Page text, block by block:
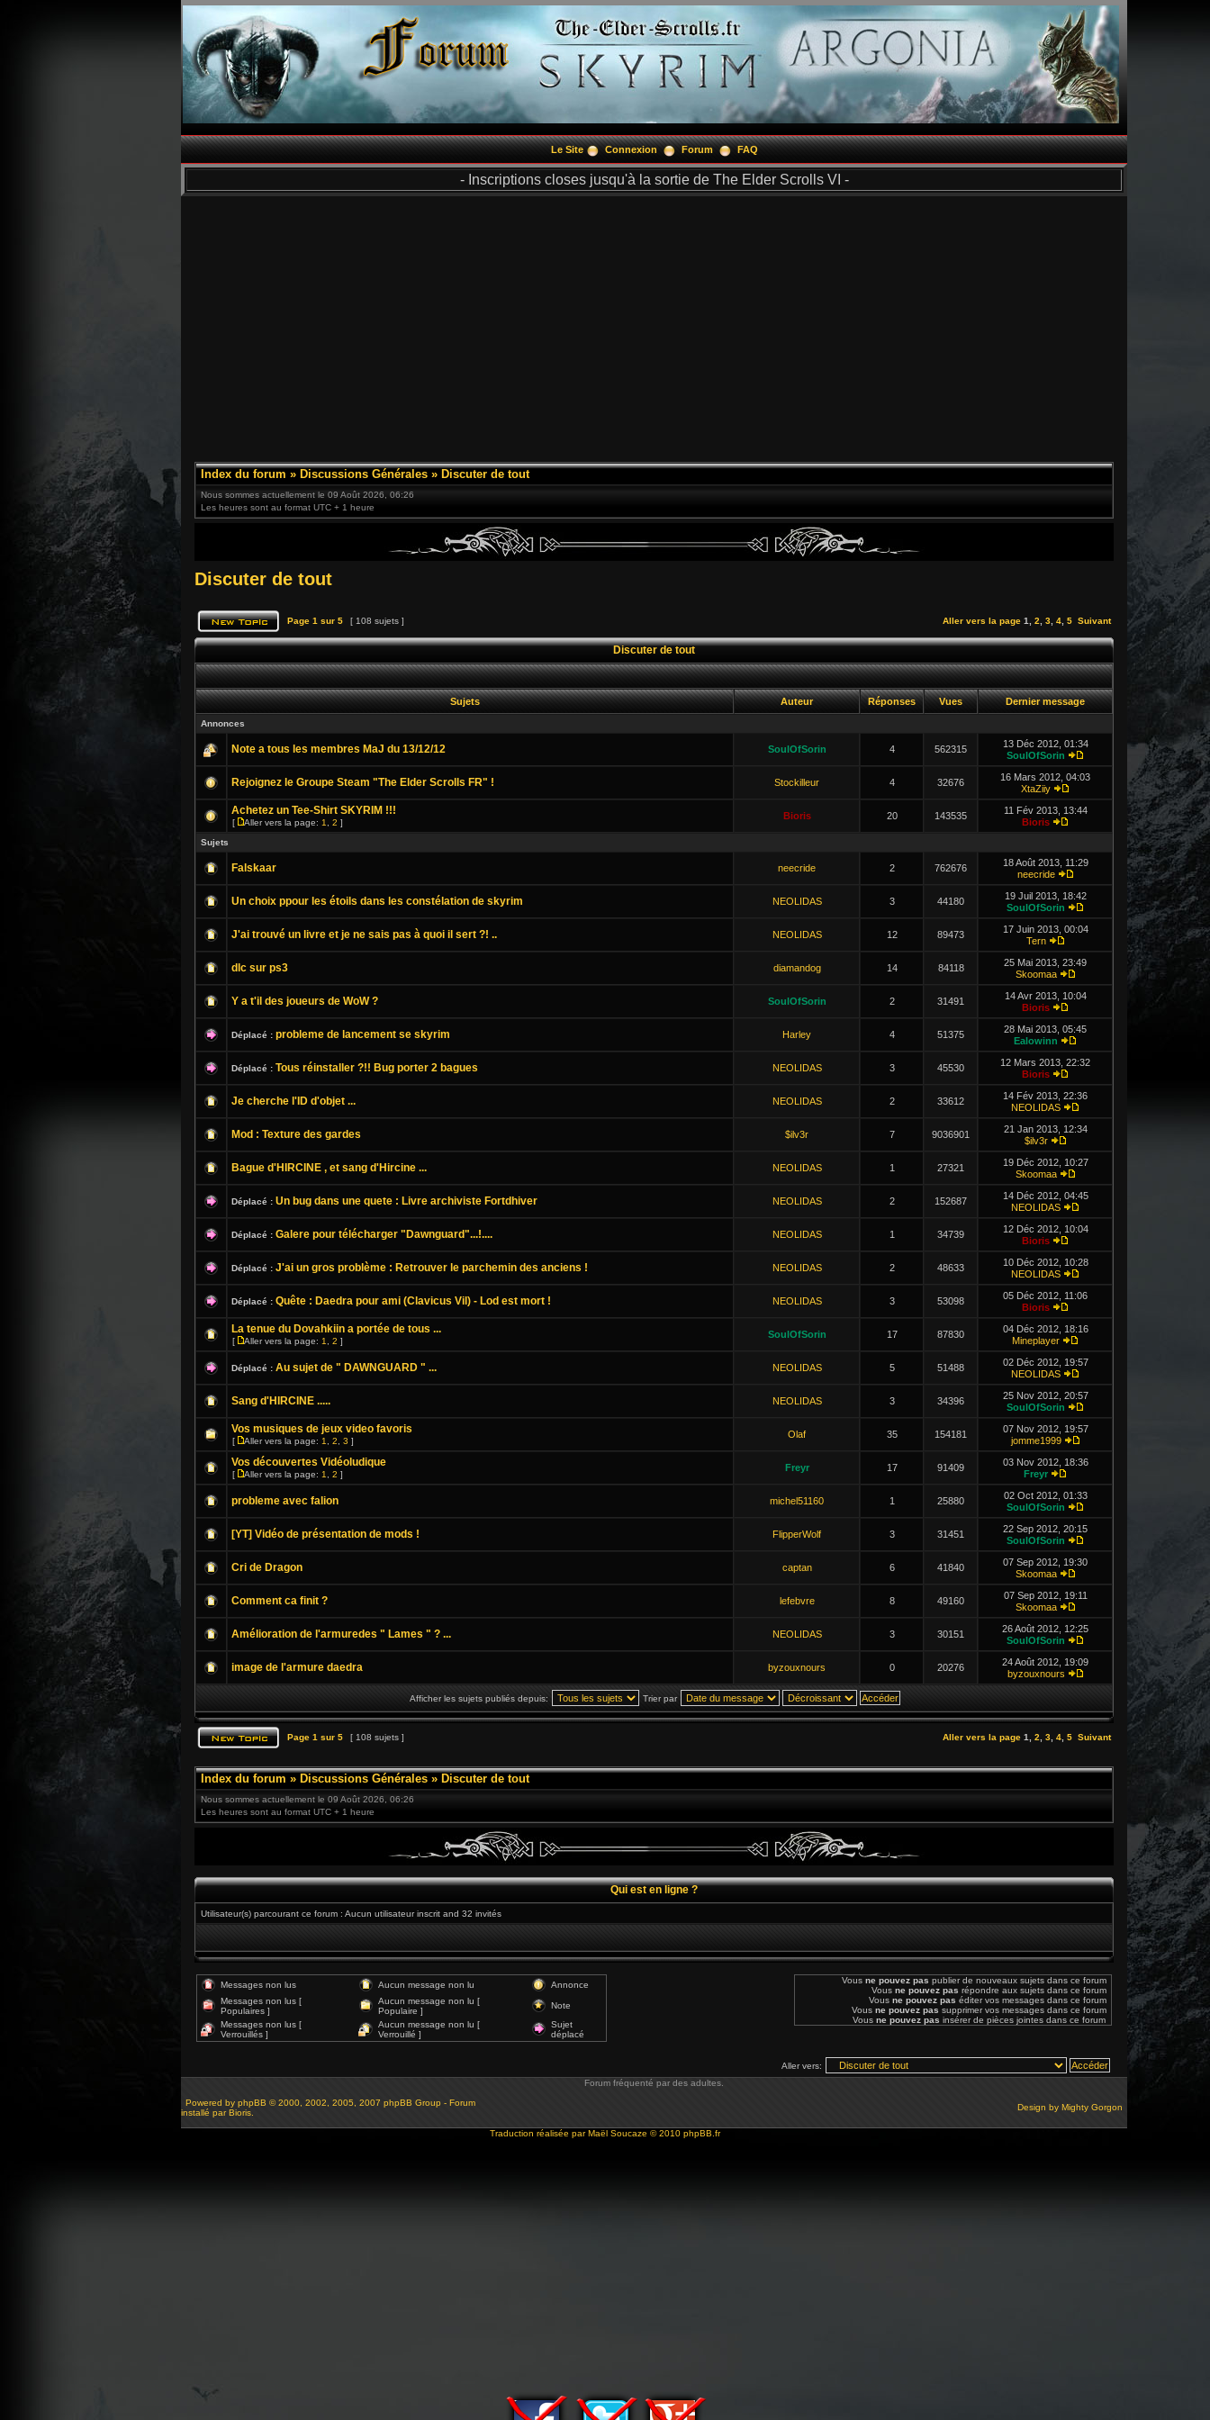
Le Site Connexion Forum FAQ
- Inscriptions closes jusqu'à la sortie de The Elder Scrolls VI -
Index du forum » Discussions Générales » Discuter de tout
Nous sommes actuellement le 09 Août 2026, 06:26
Les heures sont au format UTC + 1 heure
Discuter de tout
Page 1 sur 5 [ 108 sujets ] Aller vers la page 1 2 3 4 5 Suivant
Discuter de tout
Sujets Auteur Réponses Vues Dernier message
Annonces
Note a tous les membres MaJ du 13/12/12 SoulOfSorin 4 562315
13 Déc 2012, 01:34
SoulOfSorin
Rejoignez le Groupe Steam "The Elder Scrolls FR" ! Stockilleur 4 32676
16 Mars 2012, 04:03
XtaZiiy
Achetez un Tee-Shirt SKYRIM !!!
[ Aller vers la page: 1 2 ]
Bioris 20 143535
11 Fév 2013, 13:44
Bioris
Sujets
Falskaar neecride 2 762676
18 Août 2013, 11:29
neecride
Un choix ppour les étoils dans les constélation de skyrim NEOLIDAS 3 44180
19 Juil 2013, 18:42
SoulOfSorin
J'ai trouvé un livre et je ne sais pas à quoi il sert ?! .. NEOLIDAS 12 89473
17 Juin 2013, 00:04
Tern
dlc sur ps3 diamandog 14 84118
25 Mai 2013, 23:49
Skoomaa
Y a t'il des joueurs de WoW ? SoulOfSorin 2 31491
14 Avr 2013, 10:04
Bioris
Déplacé : probleme de lancement se skyrim Harley 4 51375
28 Mai 2013, 05:45
Ealowinn
Déplacé : Tous réinstaller ?!! Bug porter 2 bagues NEOLIDAS 3 45530
12 Mars 2013, 22:32
Bioris
Je cherche l'ID d'objet ... NEOLIDAS 2 33612
14 Fév 2013, 22:36
NEOLIDAS
Mod : Texture des gardes $ilv3r 7 9036901
21 Jan 2013, 12:34
$ilv3r
Bague d'HIRCINE , et sang d'Hircine ... NEOLIDAS 1 27321
19 Déc 2012, 10:27
Skoomaa
Déplacé : Un bug dans une quete : Livre archiviste Fortdhiver NEOLIDAS 2 152687
14 Déc 2012, 04:45
NEOLIDAS
Déplacé : Galere pour télécharger "Dawnguard"...!.... NEOLIDAS 1 34739
12 Déc 2012, 10:04
Bioris
Déplacé : J'ai un gros problème : Retrouver le parchemin des anciens ! NEOLIDAS 2 48633
10 Déc 2012, 10:28
NEOLIDAS
Déplacé : Quête : Daedra pour ami (Clavicus Vil) - Lod est mort ! NEOLIDAS 3 53098
05 Déc 2012, 11:06
Bioris
La tenue du Dovahkiin a portée de tous ...
[ Aller vers la page: 1 2 ]
SoulOfSorin 17 87830
04 Déc 2012, 18:16
Mineplayer
Déplacé : Au sujet de " DAWNGUARD " ... NEOLIDAS 5 51488
02 Déc 2012, 19:57
NEOLIDAS
Sang d'HIRCINE ..... NEOLIDAS 3 34396
25 Nov 2012, 20:57
SoulOfSorin
Vos musiques de jeux video favoris
[ Aller vers la page: 1 2 3 ]
Olaf 35 154181
07 Nov 2012, 19:57
jomme1999
Vos découvertes Vidéoludique
[ Aller vers la page: 1 2 ]
Freyr 17 91409
03 Nov 2012, 18:36
Freyr
probleme avec falion michel51160 1 25880
02 Oct 2012, 01:33
SoulOfSorin
[YT] Vidéo de présentation de mods ! FlipperWolf 3 31451
22 Sep 2012, 20:15
SoulOfSorin
Cri de Dragon captan 6 41840
07 Sep 2012, 19:30
Skoomaa
Comment ca finit ? lefebvre 8 49160
07 Sep 2012, 19:11
Skoomaa
Amélioration de l'armuredes " Lames " ? ... NEOLIDAS 3 30151
26 Août 2012, 12:25
SoulOfSorin
image de l'armure daedra byzouxnours 0 20276
24 Août 2012, 19:09
byzouxnours
Afficher les sujets publiés depuis: Trier par
Page 1 sur 5 [ 108 sujets ] Aller vers la page 1 2 3 4 5 Suivant
Index du forum » Discussions Générales » Discuter de tout
Nous sommes actuellement le 09 Août 2026, 06:26
Les heures sont au format UTC + 1 heure
Qui est en ligne ?
Utilisateur(s) parcourant ce forum : Aucun utilisateur inscrit and 32 invités
Messages non lus Aucun message non lu
Annonce
Messages non lus [
Populaires ]
Aucun message non lu [
Populaire ]
Note
Messages non lus [
Verrouillés ]
Aucun message non lu [
Verrouillé ]
Sujet
déplacé
Vous ne pouvez pas publier de nouveaux sujets dans ce forum
Vous ne pouvez pas répondre aux sujets dans ce forum
Vous ne pouvez pas éditer vos messages dans ce forum
Vous ne pouvez pas supprimer vos messages dans ce forum
Vous ne pouvez pas insérer de pièces jointes dans ce forum
Aller vers:
Forum fréquenté par des adultes.
Powered by phpBB © 2000, 2002, 2005, 2007 phpBB Group - Forum
installé par Bioris.
Design by Mighty Gorgon
Traduction réalisée parMaël Soucaze © 2010 phpBB.fr